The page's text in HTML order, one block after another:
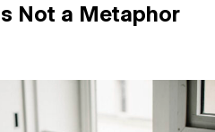
Not a Metaphor